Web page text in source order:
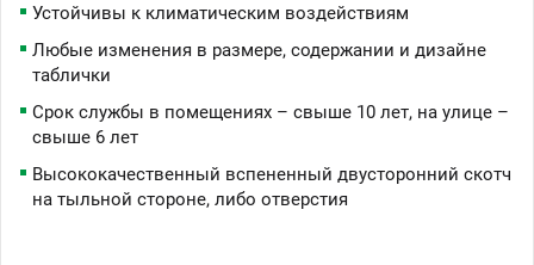
Устойчивы к климатическим воздействиям
Любые изменения в размере, содержании и дизайне
таблички
Срок службы в помещениях – свыше 10 лет, на улице –
свыше 6 лет
Высококачественный вспененный двусторонний скотч
на тыльной стороне, либо отверстия